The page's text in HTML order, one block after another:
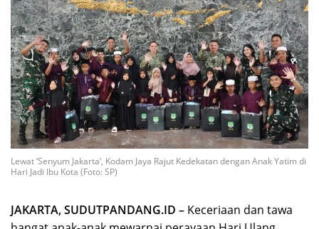
Lewat ‘Senyum Jakarta’, Kodam Jaya Rajut Kedekatan dengan Anak Yatim di
Hari Jadi Ibu Kota (Foto: SP)
JAKARTA, SUDUTPANDANG.ID – Keceriaan dan tawa